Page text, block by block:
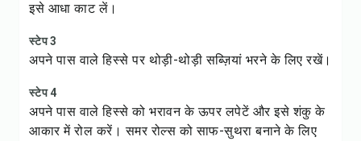
इसे आधा काट लें।
स्टेप 3
अपने पास वाले हिस्से पर थोड़ी-थोड़ी सब्ज़ियां भरने के लिए रखें।
स्टेप 4
अपने पास वाले हिस्से को भरावन के ऊपर लपेटें और इसे शंकु के
आकार में रोल करें। समर रोल्स को साफ-सुथरा बनाने के लिए